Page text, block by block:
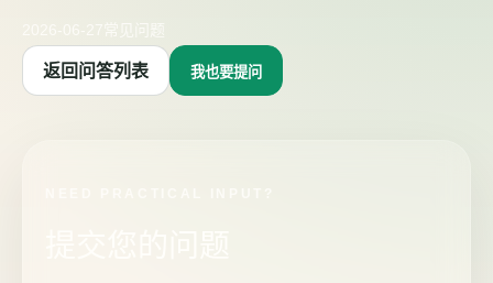
返回问答列表 我也要提问